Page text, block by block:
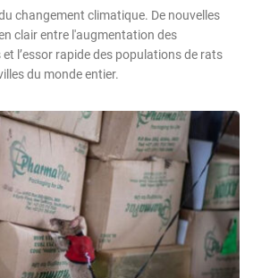
changement climatique. De nouvelles
clair entre l'augmentation des
l’essor rapide des populations de rats
du monde entier.